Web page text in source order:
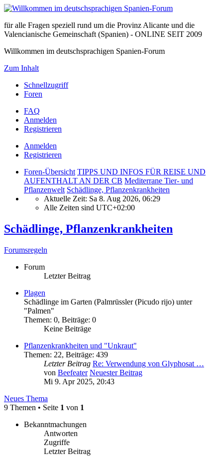
für alle Fragen speziell rund um die Provinz Alicante und die
Valencianische Gemeinschaft (Spanien) - ONLINE SEIT 2009
Willkommen im deutschsprachigen Spanien-Forum
Zum Inhalt
Schnellzugriff
Foren
FAQ
Anmelden
Registrieren
Anmelden
Registrieren
Foren-Übersicht TIPPS UND INFOS FÜR REISE UND
AUFENTHALT AN DER CB Mediterrane Tier- und
Pflanzenwelt Schädlinge, Pflanzenkrankheiten
Aktuelle Zeit: Sa 8. Aug 2026, 06:29
Alle Zeiten sind UTC+02:00
Schädlinge, Pflanzenkrankheiten
Forumsregeln
Forum
Letzter Beitrag
Plagen
Schädlinge im Garten (Palmrüssler (Picudo rijo) unter
"Palmen"
Themen: 0, Beiträge: 0
Keine Beiträge
Pflanzenkrankheiten und "Unkraut"
Themen: 22, Beiträge: 439
Letzter Beitrag Re: Verwendung von Glyphosat …
von Beefeater Neuester Beitrag
Mi 9. Apr 2025, 20:43
Neues Thema
9 Themen • Seite 1 von 1
Bekanntmachungen
Antworten
Zugriffe
Letzter Beitrag